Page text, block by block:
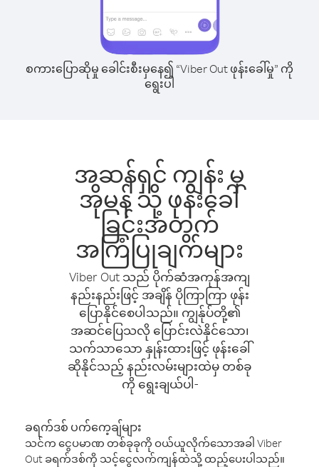
စကားပြောဆိုမှု ခေါင်းစီးမှနေ၍ “Viber Out ဖုန်းခေါ်မှု” ကို
ရွေးပါ
အဆန်ရှင် ကျွန်း မှ
အိုမန် သို့ ဖုန်းခေါ်
ခြင်းအတွက်
အကြံပြုချက်များ
Viber Out သည် ပိုက်ဆံအကုန်အကျ
နည်းနည်းဖြင့် အချိန် ပိုကြာကြာ ဖုန်း
ပြောနိုင်စေပါသည်။ ကျွန်ုပ်တို့၏
အဆင်ပြေသလို ပြောင်းလဲနိုင်သော၊
သက်သာသော နှုန်းထားဖြင့် ဖုန်းခေါ်
ဆိုနိုင်သည့် နည်းလမ်းများထဲမှ တစ်ခု
ကို ရွေးချယ်ပါ-
ခရက်ဒစ် ပက်ကေ့ချ်များ
သင်က ငွေပမာဏ တစ်ခုခုကို ဝယ်ယူလိုက်သောအခါ Viber
Out ခရက်ဒစ်ကို သင့်ငွေလက်ကျန်ထဲသို့ ထည့်ပေးပါသည်။